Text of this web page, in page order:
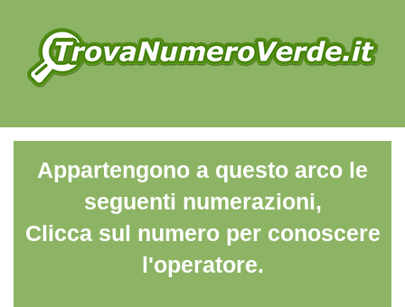
Appartengono a questo arco le
seguenti numerazioni,
Clicca sul numero per conoscere
l'operatore.